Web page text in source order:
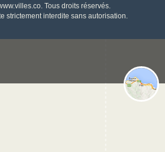
Tous droits réservés.
strictement interdite sans autorisation.